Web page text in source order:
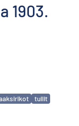
1903.
tullit